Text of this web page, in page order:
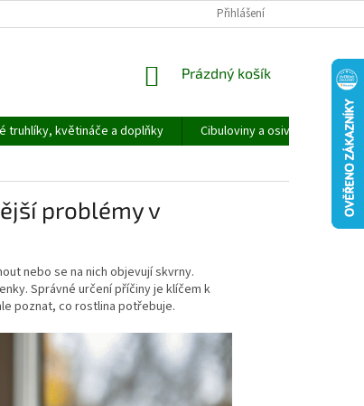
PRO UPLATNĚNÍ REKLAMACE REKLAMAČNÍ ŘÁD
Přihlášení
NÁKUPNÍ
Prázdný košík
truhlíky, květináče a doplňky Cibuloviny a osivo
problémy v
nebo se na nich objevují skvrny.
Správné určení příčiny je klíčem k
poznat, co rostlina potřebuje.